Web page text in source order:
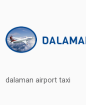
dalaman airport taxi